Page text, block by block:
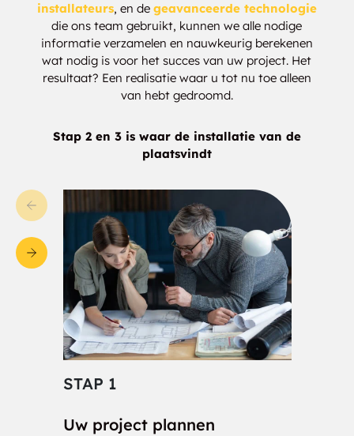
installateurs, en de geavanceerde technologie
die ons team gebruikt, kunnen we alle nodige
informatie verzamelen en nauwkeurig berekenen
wat nodig is voor het succes van uw project. Het
resultaat? Een realisatie waar u tot nu toe alleen
van hebt gedroomd.
Stap 2 en 3 is waar de installatie van de
plaatsvindt
STAP 1
Uw project plannen